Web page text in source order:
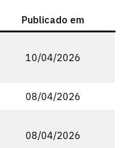
Publicado em
10/04/2026
08/04/2026
08/04/2026